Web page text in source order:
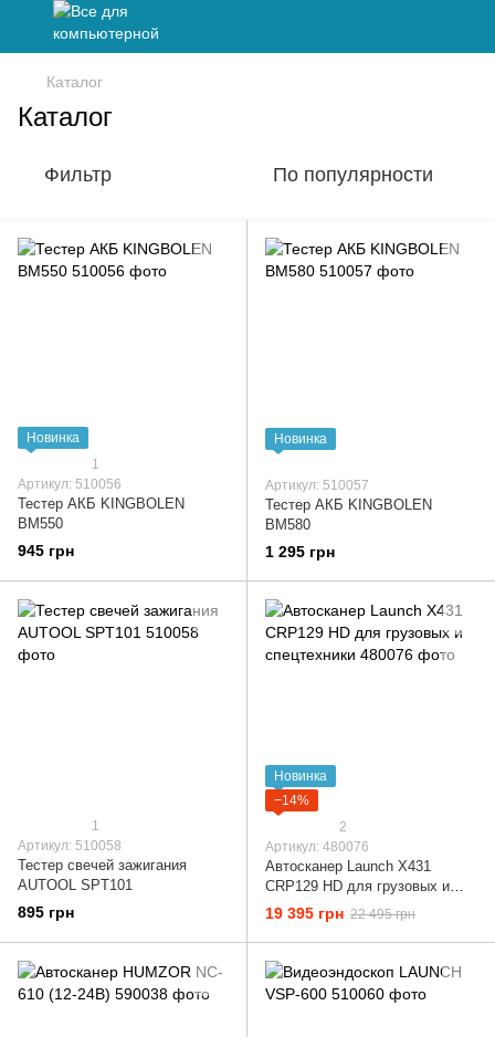
Каталог
Каталог
Фильтр По популярности
Новинка
1
Артикул: 510056
Тестер АКБ KINGBOLEN
BM550
945 грн
Новинка
Артикул: 510057
Тестер АКБ KINGBOLEN
BM580
1 295 грн
1
Артикул: 510058
Тестер свечей зажигания
AUTOOL SPT101
895 грн
Новинка
−14%
2
Артикул: 480076
Автосканер Launch X431
CRP129 HD для грузовых и
спецтехники
19 395 грн 22 495 грн